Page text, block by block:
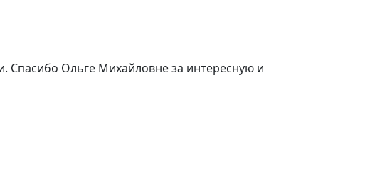
Спасибо Ольге Михайловне за интересную и